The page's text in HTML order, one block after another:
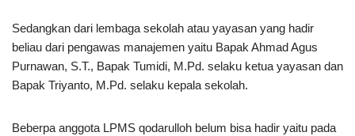
Sedangkan dari lembaga sekolah atau yayasan yang hadir
beliau dari pengawas manajemen yaitu Bapak Ahmad Agus
Purnawan, S.T., Bapak Tumidi, M.Pd. selaku ketua yayasan dan
Bapak Triyanto, M.Pd. selaku kepala sekolah.
Beberpa anggota LPMS qodarulloh belum bisa hadir yaitu pada